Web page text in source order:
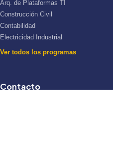
Arq. de Plataformas TI
Construcción Civil
Contabilidad
Electricidad Industrial
Ver todos los programas
Contacto